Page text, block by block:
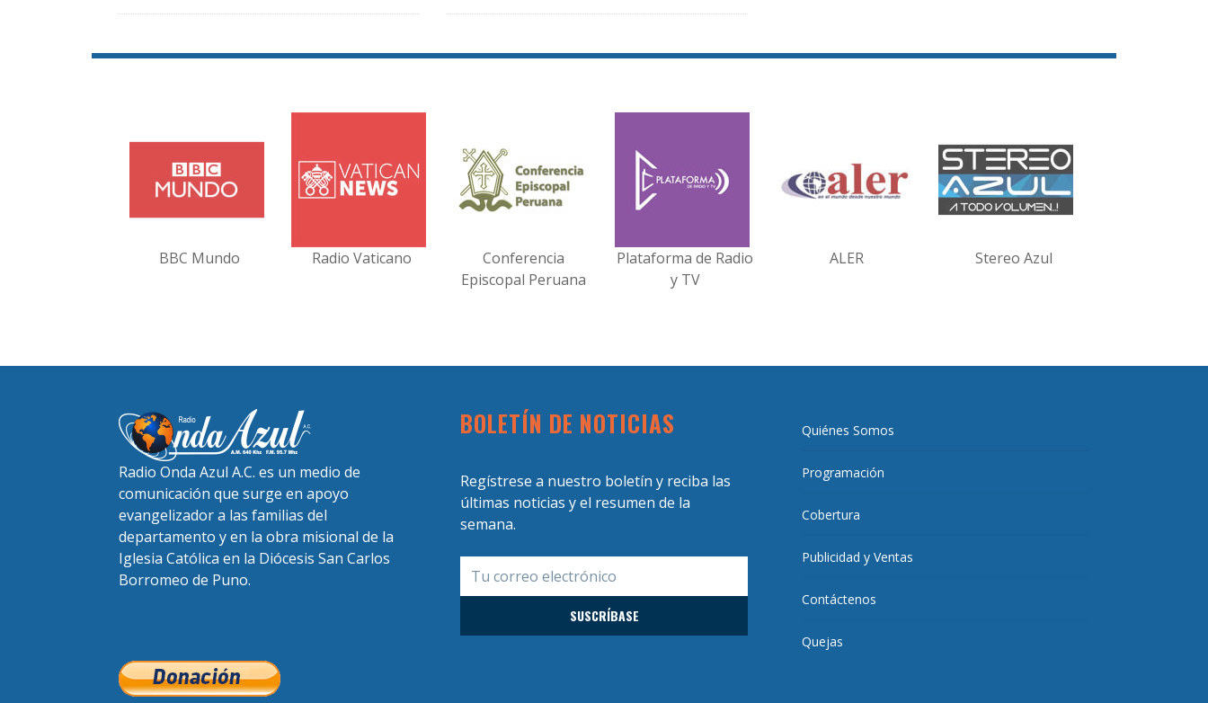
BBC Mundo Radio Vaticano
Conferencia
Episcopal Peruana
Plataforma de Radio
y TV
ALER Stereo Azul
Radio Onda Azul A.C. es un medio de
comunicación que surge en apoyo
evangelizador a las familias del
departamento y en la obra misional de la
Iglesia Católica en la Diócesis San Carlos
Borromeo de Puno.
BOLETÍN DE NOTICIAS
Regístrese a nuestro boletín y reciba las
últimas noticias y el resumen de la
semana.
Quiénes Somos
Programación
Cobertura
Publicidad y Ventas
Contáctenos
Quejas